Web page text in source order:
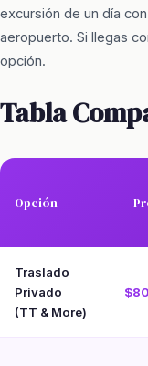
excursión de un día
aeropuerto. Si llegas
opción.
Tabla
Opción
Traslado
Privado
(TT & More)